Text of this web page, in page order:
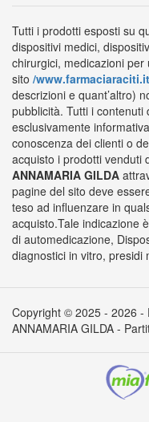
Tutti i prodotti esposti su
dispositivi medici,
chirurgici, medicazioni
sito /www.farmaciaraciti.it
descrizioni e quant’altro)
pubblicità. Tutti i
esclusivamente
conoscenza dei clienti o
acquisto i prodotti venduti
ANNAMARIA GILDA
pagine del sito deve
teso ad influenzare in
acquisto.Tale indicazione
di automedicazione,
diagnostici in vitro, presidi
Copyright © 2025 - 2026 -
ANNAMARIA GILDA -